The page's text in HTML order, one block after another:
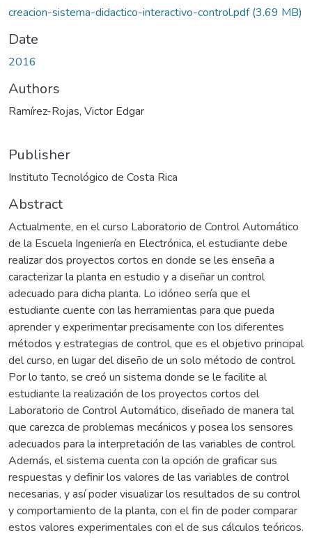
creacion-sistema-didactico-interactivo-control.pdf(3.69 MB)
Date
2016
Authors
Ramírez-Rojas, Victor Edgar
Publisher
Instituto Tecnológico de Costa Rica
Abstract
Actualmente, en el curso Laboratorio de Control Automático
de la Escuela Ingeniería en Electrónica, el estudiante debe
realizar dos proyectos cortos en donde se les enseña a
caracterizar la planta en estudio y a diseñar un control
adecuado para dicha planta. Lo idóneo sería que el
estudiante cuente con las herramientas para que pueda
aprender y experimentar precisamente con los diferentes
métodos y estrategias de control, que es el objetivo principal
del curso, en lugar del diseño de un solo método de control.
Por lo tanto, se creó un sistema donde se le facilite al
estudiante la realización de los proyectos cortos del
Laboratorio de Control Automático, diseñado de manera tal
que carezca de problemas mecánicos y posea los sensores
adecuados para la interpretación de las variables de control.
Además, el sistema cuenta con la opción de graficar sus
respuestas y definir los valores de las variables de control
necesarias, y así poder visualizar los resultados de su control
y comportamiento de la planta, con el fin de poder comparar
estos valores experimentales con el de sus cálculos teóricos.